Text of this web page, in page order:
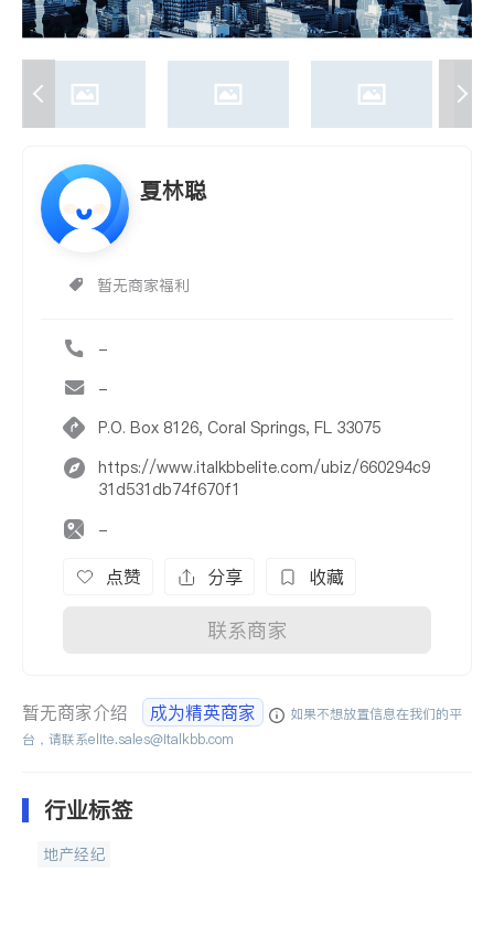
夏林聪
暂无商家福利
-
-
P.O. Box 8126, Coral Springs, FL 33075
https://www.italkbbelite.com/ubiz/660294c9
31d531db74f670f1
-
点赞 分享 收藏
联系商家
暂无商家介绍 成为精英商家
如果不想放置信息在我们的平
台，请联系elite.sales@italkbb.com
行业标签
地产经纪